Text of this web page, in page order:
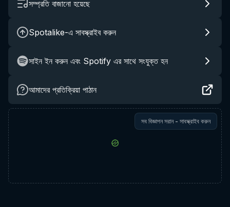
সম্প্রতি বাজানো হয়েছে
Spotalike-এ সাবস্ক্রাইব করুন
সাইন ইন করুন এবং Spotify এর সাথে সংযুক্ত হন
আমাদের প্রতিক্রিয়া পাঠান
সব বিজ্ঞাপন সরান - সাবস্ক্রাইব করুন